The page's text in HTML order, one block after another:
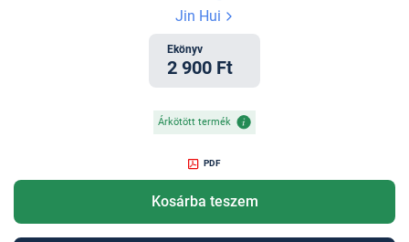
Jin Hui
Ekönyv
2 900 Ft
Árkötött termék
PDF
Kosárba teszem